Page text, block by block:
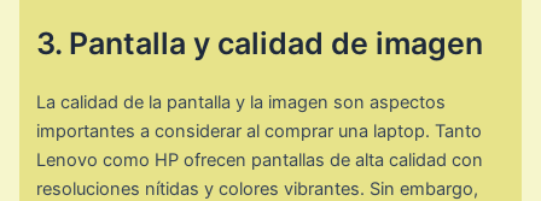
3. Pantalla y calidad de imagen
La calidad de la pantalla y la imagen son aspectos
importantes a considerar al comprar una laptop. Tanto
Lenovo como HP ofrecen pantallas de alta calidad con
resoluciones nítidas y colores vibrantes. Sin embargo,